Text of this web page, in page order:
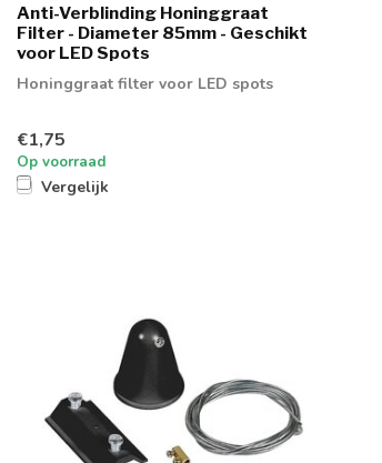
Anti-Verblinding Honinggraat
Filter - Diameter 85mm - Geschikt
voor LED Spots
Honinggraat filter voor LED spots
€1,75
Op voorraad
Vergelijk